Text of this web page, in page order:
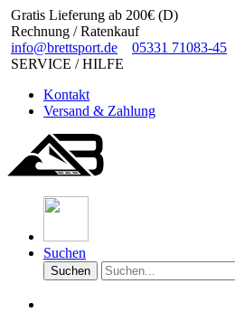
Gratis Lieferung ab 200€ (D)
Rechnung / Ratenkauf
info@brettsport.de
05331 71083-45
SERVICE / HILFE
Kontakt
Versand & Zahlung
Suchen
Suchen